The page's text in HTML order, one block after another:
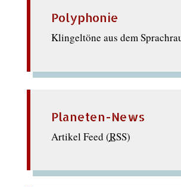
Polyphonie
Klingeltöne aus dem
Planeten-News
Artikel Feed (RSS)